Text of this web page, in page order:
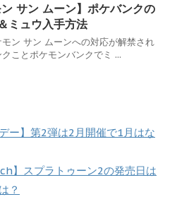
ン サン ムーン】ポケバンクの
ミュウ入手方法
ン サン ムーンへの対応が解禁され
ことポケモンバンクでミ ...
ー】第2弾は2月開催で1月はな
】スプラトゥーン2の発売日は
？